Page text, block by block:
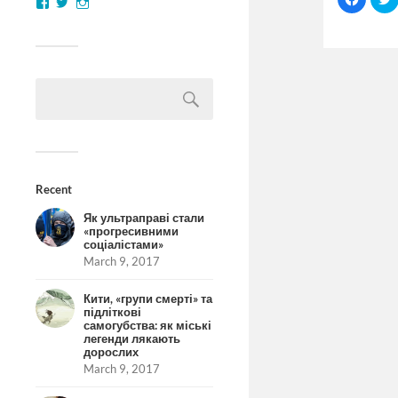
Recent
Як ультраправі стали
«прогресивними
соціалістами»
March 9, 2017
Кити, «групи смерті» та
підліткові
самогубства: як міські
легенди лякають
дорослих
March 9, 2017
to
share
to